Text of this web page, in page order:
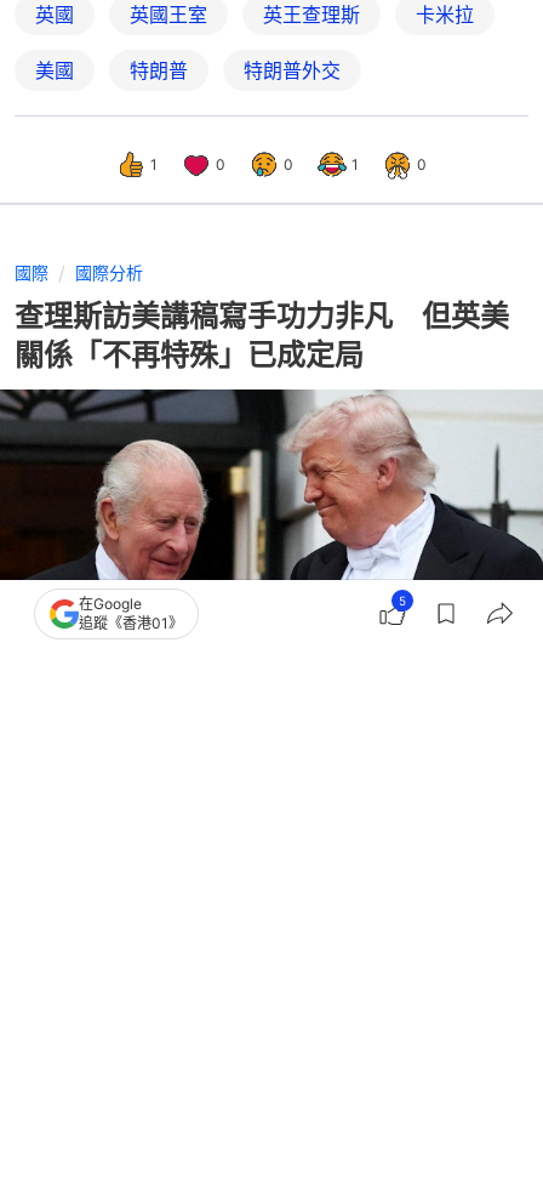
英國 英國王室 英王查理斯 卡米拉
美國 特朗普 特朗普外交
1 0 0 1 0
國際 國際分析
查理斯訪美講稿寫手功力非凡 但英美
關係「不再特殊」已成定局
在Google
追蹤《香港01》
5